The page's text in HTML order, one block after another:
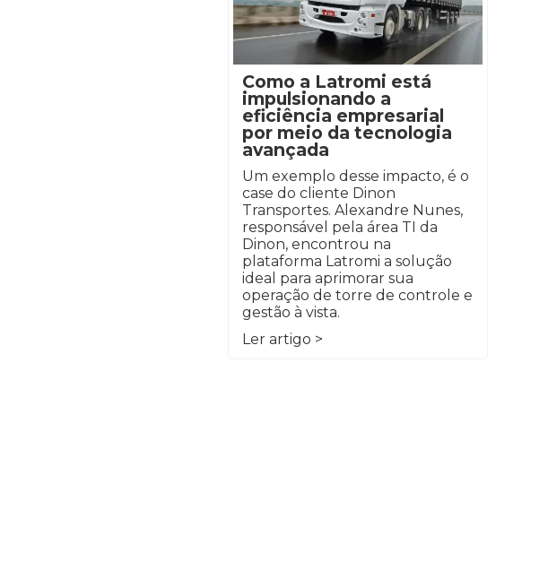
Como a Latromi está
impulsionando a
eficiência empresarial
por meio da tecnologia
avançada
Um exemplo desse impacto, é o
case do cliente Dinon
Transportes. Alexandre Nunes,
responsável pela área TI da
Dinon, encontrou na
plataforma Latromi a solução
ideal para aprimorar sua
operação de torre de controle e
gestão à vista.
Ler artigo >